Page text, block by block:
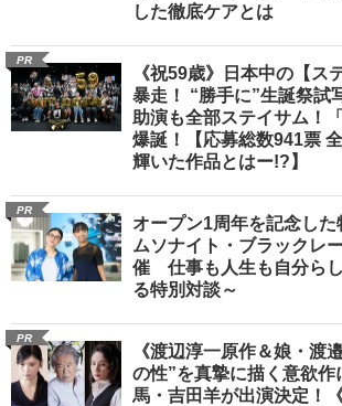
した徹底ケアとは
PR
《祝59歳》日本中の【ス
暴走！ “勝手に”生誕祭試
助演も全部ステイサム！
爆誕！【応募総数941票
輝いた作品とはー!?】
PR
オープン1周年を記念し
ムソナイト・ブラックレ
催 仕事も人生も自分ら
る特別対談～
PR
《渡辺淳一原作＆娘・渡
の性”を真摯に描く意欲作
馬・吉田羊が出演決定！